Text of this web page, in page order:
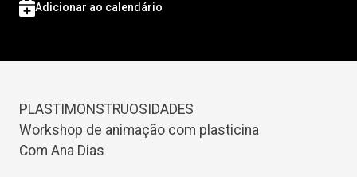
Adicionar ao calendário
PLASTIMONSTRUOSIDADES
Workshop de animação com plasticina
Com Ana Dias